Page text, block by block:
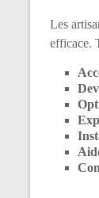
Les
efficace.